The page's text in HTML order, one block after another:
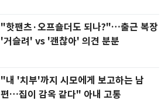
"핫팬츠·오프숄더도 되나?"…출근 복장
'거슬려' vs '괜찮아' 의견 분분
"내 '치부'까지 시모에게 보고하는 남
편…집이 감옥 같다" 아내 고통